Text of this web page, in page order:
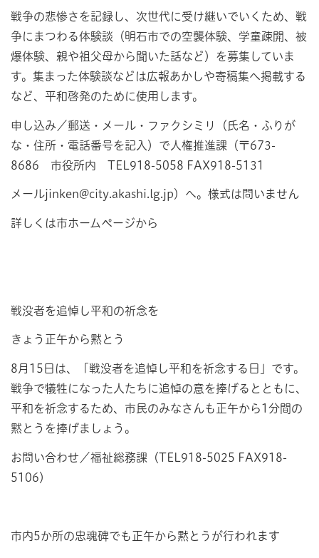
戦争の悲惨さを記録し、次世代に受け継いでいくため、戦
争にまつわる体験談（明石市での空襲体験、学童疎開、被
爆体験、親や祖父母から聞いた話など）を募集していま
す。集まった体験談などは広報あかしや寄稿集へ掲載する
など、平和啓発のために使用します。
申し込み／郵送・メール・ファクシミリ（氏名・ふりが
な・住所・電話番号を記入）で人権推進課（〒673-
8686 市役所内 TEL918-5058 FAX918-5131
メールjinken@city.akashi.lg.jp）へ。様式は問いません
詳しくは市ホームページから
戦没者を追悼し平和の祈念を
きょう正午から黙とう
8月15日は、「戦没者を追悼し平和を祈念する日」です。
戦争で犠牲になった人たちに追悼の意を捧げるとともに、
平和を祈念するため、市民のみなさんも正午から1分間の
黙とうを捧げましょう。
お問い合わせ／福祉総務課（TEL918-5025 FAX918-
5106）
市内5か所の忠魂碑でも正午から黙とうが行われます